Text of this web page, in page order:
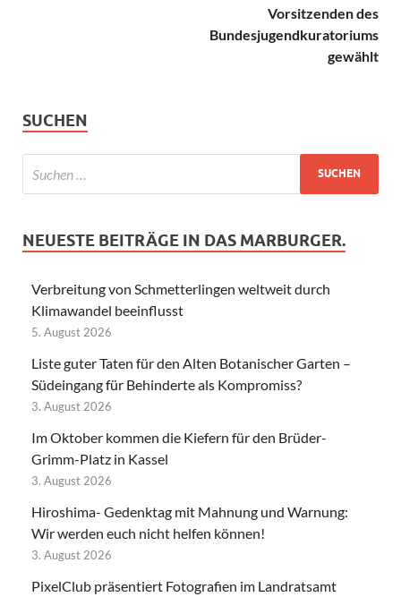
Vorsitzenden des
Bundesjugendkuratoriums
gewählt
SUCHEN
NEUESTE BEITRÄGE IN DAS MARBURGER.
Verbreitung von Schmetterlingen weltweit durch
Klimawandel beeinflusst
5. August 2026
Liste guter Taten für den Alten Botanischer Garten –
Südeingang für Behinderte als Kompromiss?
3. August 2026
Im Oktober kommen die Kiefern für den Brüder-
Grimm-Platz in Kassel
3. August 2026
Hiroshima- Gedenktag mit Mahnung und Warnung:
Wir werden euch nicht helfen können!
3. August 2026
PixelClub präsentiert Fotografien im Landratsamt